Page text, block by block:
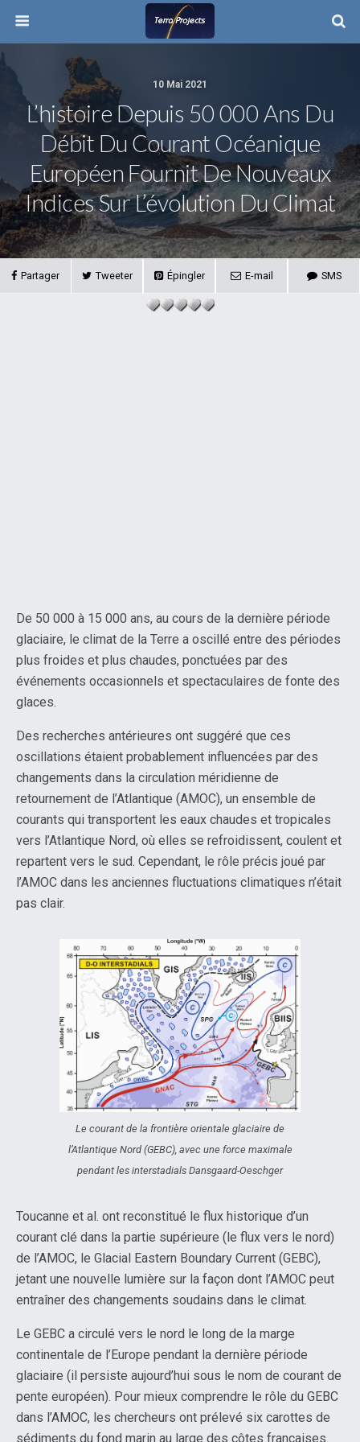
10 Mai 2021
L’histoire Depuis 50 000 Ans Du
Débit Du Courant Océanique
Européen Fournit De Nouveaux
Indices Sur L’évolution Du Climat
Partager Tweeter Épingler E-mail SMS
De 50 000 à 15 000 ans, au cours de la dernière période
glaciaire, le climat de la Terre a oscillé entre des périodes
plus froides et plus chaudes, ponctuées par des
événements occasionnels et spectaculaires de fonte des
glaces.
Des recherches antérieures ont suggéré que ces
oscillations étaient probablement influencées par des
changements dans la circulation méridienne de
retournement de l’Atlantique (AMOC), un ensemble de
courants qui transportent les eaux chaudes et tropicales
vers l’Atlantique Nord, où elles se refroidissent, coulent et
repartent vers le sud. Cependant, le rôle précis joué par
l’AMOC dans les anciennes fluctuations climatiques n’était
pas clair.
Le courant de la frontière orientale glaciaire de
l’Atlantique Nord (GEBC), avec une force maximale
pendant les interstadials Dansgaard-Oeschger
Toucanne et al. ont reconstitué le flux historique d’un
courant clé dans la partie supérieure (le flux vers le nord)
de l’AMOC, le Glacial Eastern Boundary Current (GEBC),
jetant une nouvelle lumière sur la façon dont l’AMOC peut
entraîner des changements soudains dans le climat.
Le GEBC a circulé vers le nord le long de la marge
continentale de l’Europe pendant la dernière période
glaciaire (il persiste aujourd’hui sous le nom de courant de
pente européen). Pour mieux comprendre le rôle du GEBC
dans l’AMOC, les chercheurs ont prélevé six carottes de
sédiments du fond marin au large des côtes françaises.